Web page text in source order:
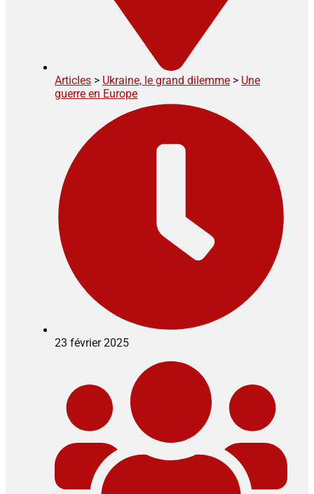
Articles > Ukraine, le grand dilemme > Une
guerre en Europe
23 février 2025